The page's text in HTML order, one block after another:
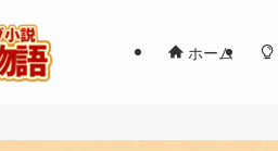
ホーム